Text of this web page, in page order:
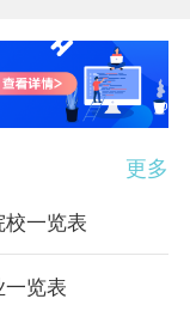
更多
一览表
览表